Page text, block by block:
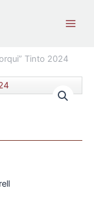
Tinto 2024